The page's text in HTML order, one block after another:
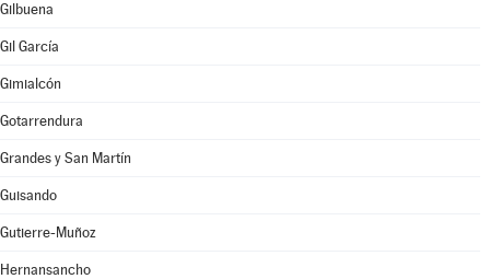
Gilbuena
Gil García
Gimialcón
Gotarrendura
Grandes y San Martín
Guisando
Gutierre-Muñoz
Hernansancho